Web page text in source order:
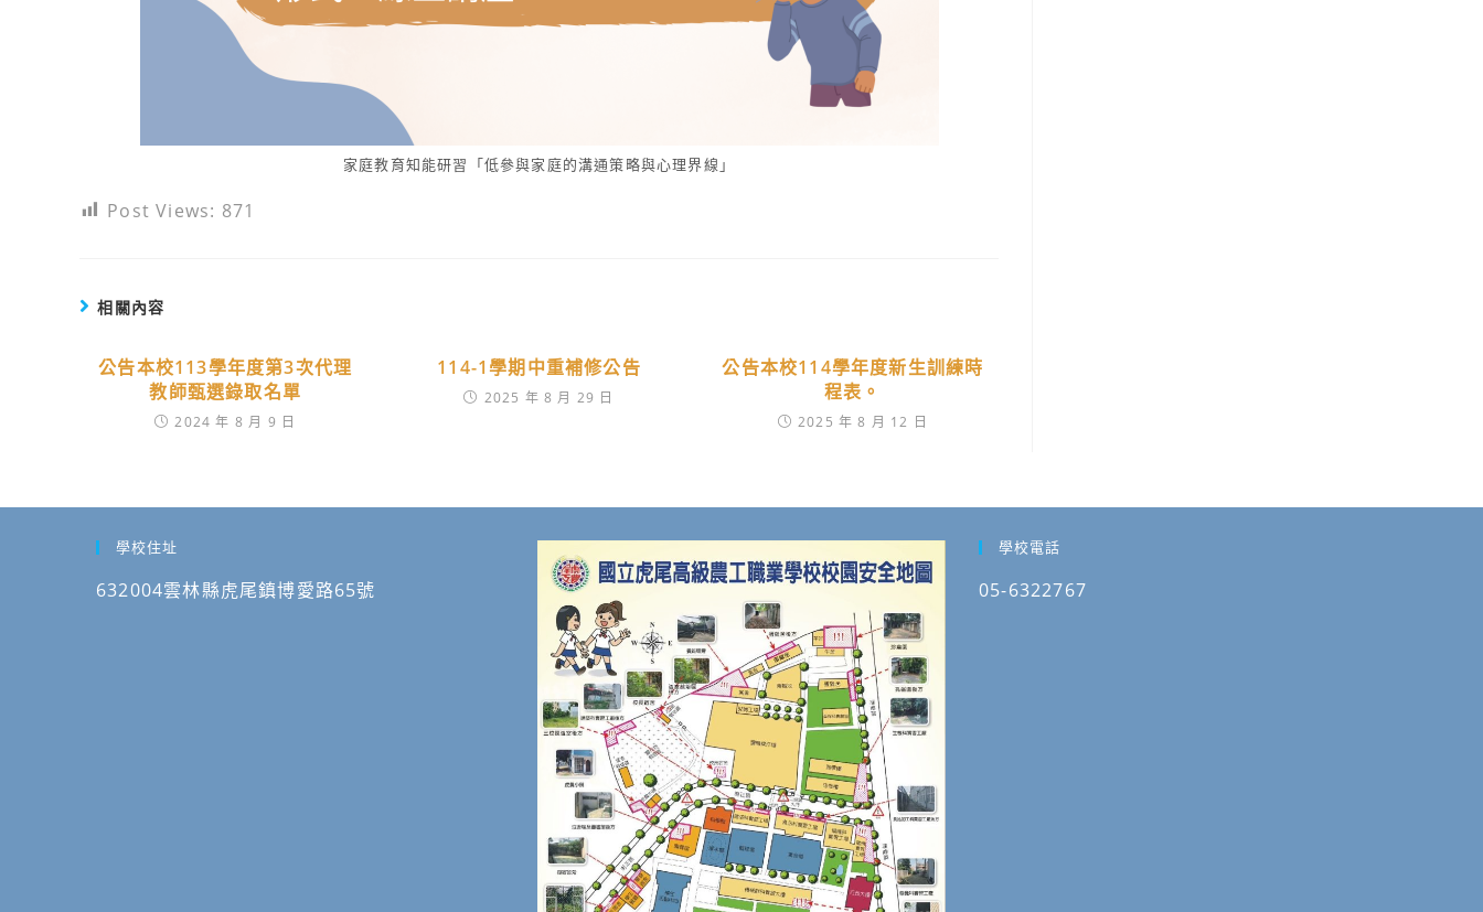
家庭教育知能研習「低參與家庭的溝通策略與心理界線」
Post Views: 871
相關內容
公告本校113學年度第3次代理
教師甄選錄取名單
2024 年 8 月 9 日
114-1學期中重補修公告
2025 年 8 月 29 日
公告本校114學年度新生訓練時
程表。
2025 年 8 月 12 日
學校住址
632004雲林縣虎尾鎮博愛路65號
學校電話
05-6322767